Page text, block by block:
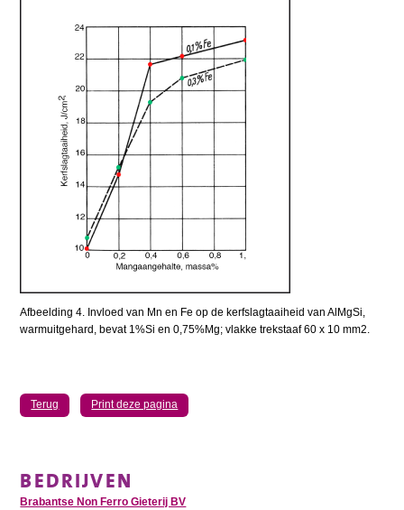
Afbeelding 4. Invloed van Mn en Fe op de kerfslagtaaiheid van AlMgSi,
warmuitgehard, bevat 1%Si en 0,75%Mg; vlakke trekstaaf 60 x 10 mm2.
Terug Print deze pagina
BEDRIJVEN
Brabantse Non Ferro Gieterij BV